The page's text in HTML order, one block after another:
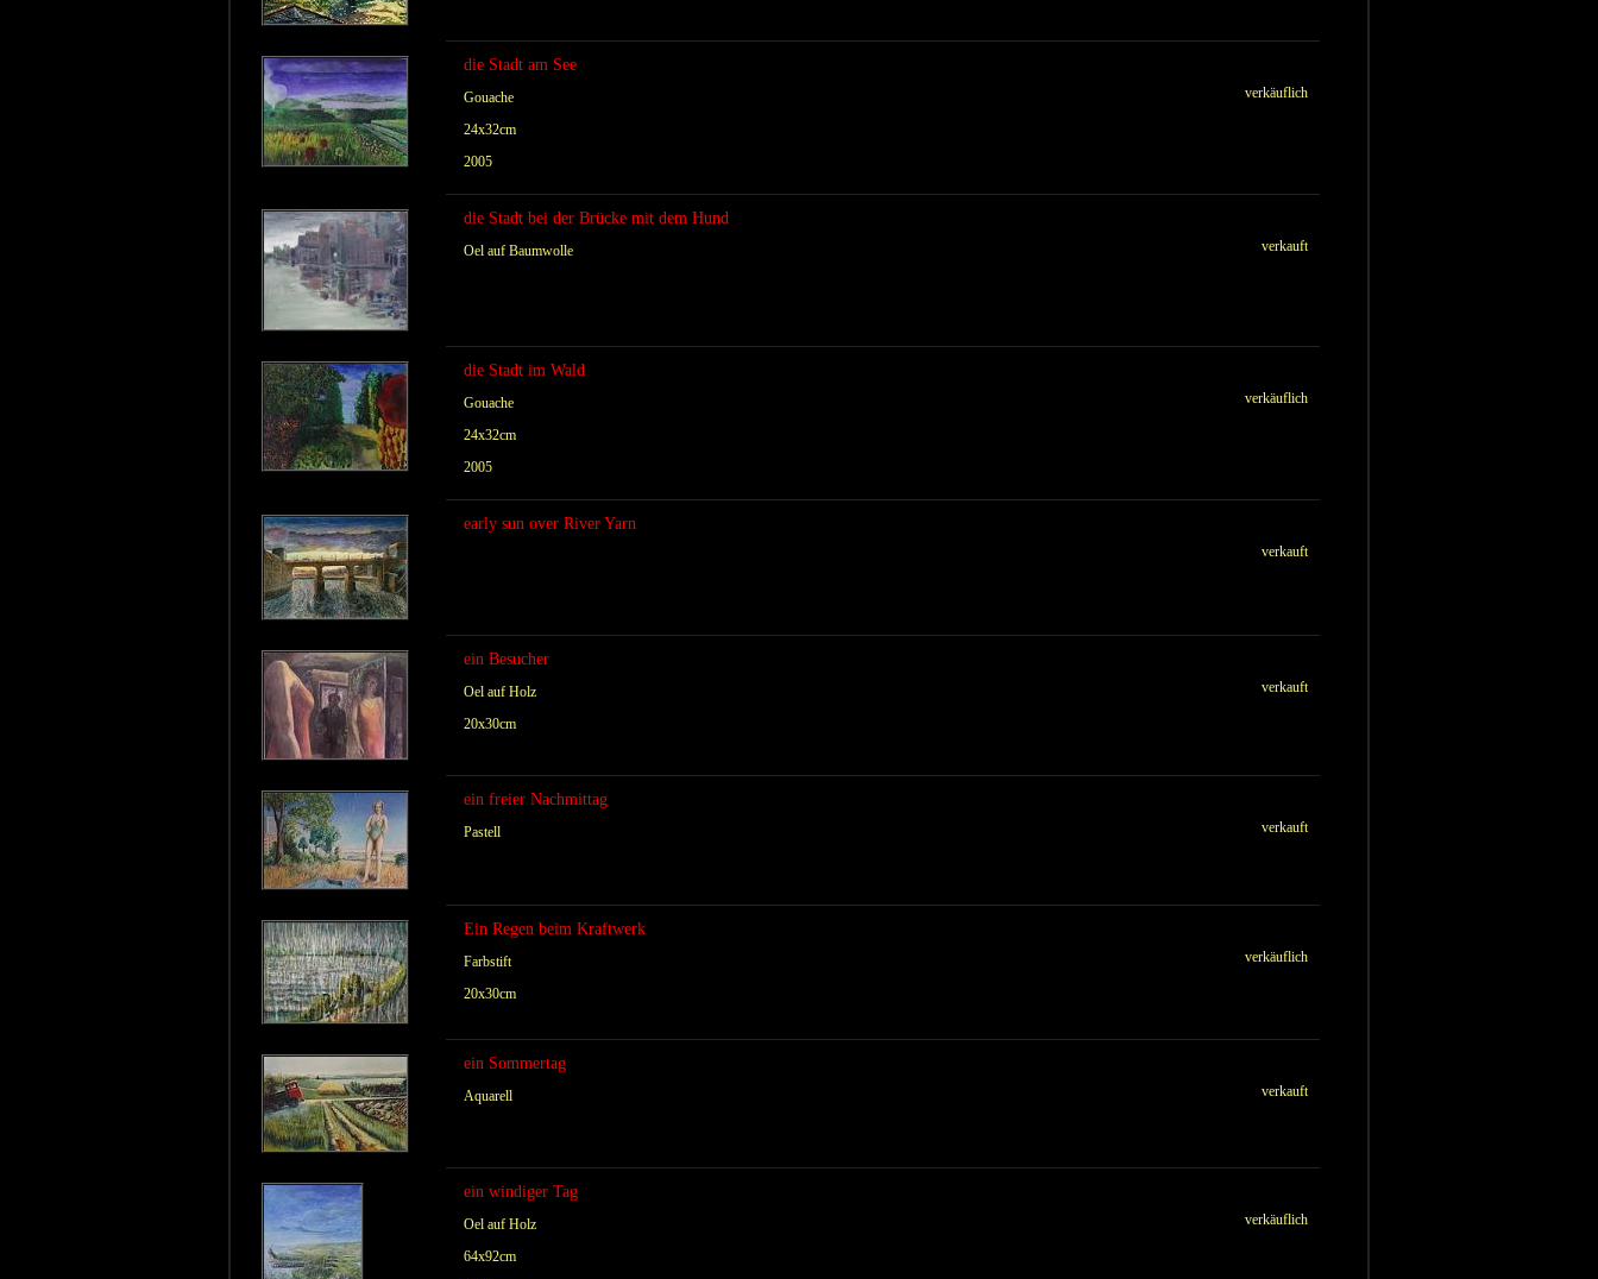
die Stadt am See
Gouache
24x32cm
2005
verkäuflich
die Stadt bei der Brücke mit dem Hund
Oel auf Baumwolle verkauft
die Stadt im Wald
Gouache
24x32cm
2005
verkäuflich
early sun over River Yarn
verkauft
ein Besucher
Oel auf Holz
20x30cm
verkauft
ein freier Nachmittag
Pastell verkauft
Ein Regen beim Kraftwerk
Farbstift
20x30cm
verkäuflich
ein Sommertag
Aquarell verkauft
ein windiger Tag
Oel auf Holz
64x92cm
verkäuflich